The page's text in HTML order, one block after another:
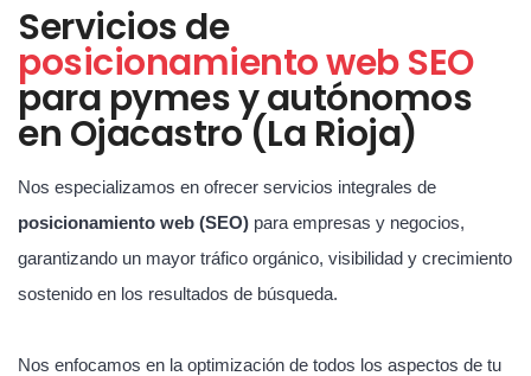
Servicios de
posicionamiento web SEO
para pymes y autónomos
en Ojacastro (La Rioja)
Nos especializamos en ofrecer servicios integrales de
posicionamiento web (SEO) para empresas y negocios,
garantizando un mayor tráfico orgánico, visibilidad y crecimiento
sostenido en los resultados de búsqueda.
Nos enfocamos en la optimización de todos los aspectos de tu